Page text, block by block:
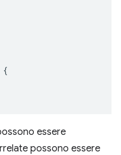
{
essere
possono essere